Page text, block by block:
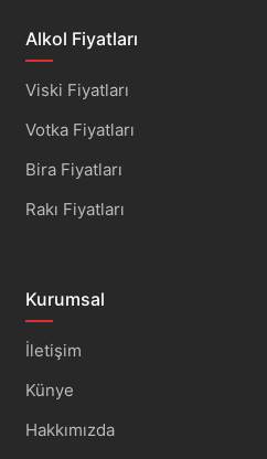
Alkol Fiyatları
Viski Fiyatları
Votka Fiyatları
Bira Fiyatları
Rakı Fiyatları
Kurumsal
İletişim
Künye
Hakkımızda